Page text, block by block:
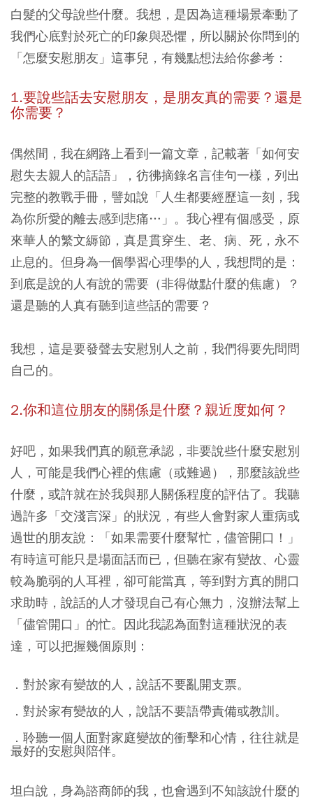
白髮的父母說些什麼。我想，是因為這種場景牽動了
我們心底對於死亡的印象與恐懼，所以關於你問到的
「怎麼安慰朋友」這事兒，有幾點想法給你參考：
1.要說些話去安慰朋友，是朋友真的需要？還是
你需要？
偶然間，我在網路上看到一篇文章，記載著「如何安
慰失去親人的話語」，彷彿摘錄名言佳句一樣，列出
完整的教戰手冊，譬如說「人生都要經歷這一刻，我
為你所愛的離去感到悲痛…」。我心裡有個感受，原
來華人的繁文縟節，真是貫穿生、老、病、死，永不
止息的。但身為一個學習心理學的人，我想問的是：
到底是說的人有說的需要（非得做點什麼的焦慮）？
還是聽的人真有聽到這些話的需要？
我想，這是要發聲去安慰別人之前，我們得要先問問
自己的。
2.你和這位朋友的關係是什麼？親近度如何？
好吧，如果我們真的願意承認，非要說些什麼安慰別
人，可能是我們心裡的焦慮（或難過），那麼該說些
什麼，或許就在於我與那人關係程度的評估了。我聽
過許多「交淺言深」的狀況，有些人會對家人重病或
過世的朋友說：「如果需要什麼幫忙，儘管開口！」
有時這可能只是場面話而已，但聽在家有變故、心靈
較為脆弱的人耳裡，卻可能當真，等到對方真的開口
求助時，說話的人才發現自己有心無力，沒辦法幫上
「儘管開口」的忙。因此我認為面對這種狀況的表
達，可以把握幾個原則：
．對於家有變故的人，說話不要亂開支票。
．對於家有變故的人，說話不要語帶責備或教訓。
．聆聽一個人面對家庭變故的衝擊和心情，往往就是
最好的安慰與陪伴。
坦白說，身為諮商師的我，也會遇到不知該說什麼的